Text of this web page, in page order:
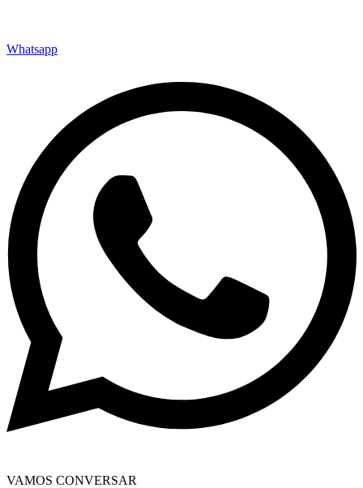
Whatsapp
VAMOS CONVERSAR